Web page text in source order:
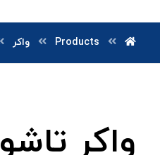
Products واکر
واکر تاشو